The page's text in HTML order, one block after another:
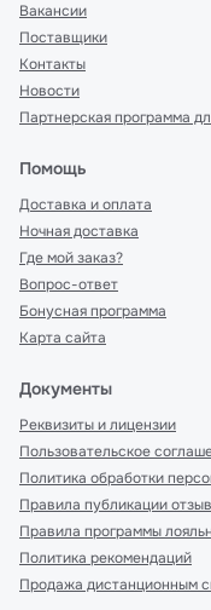
Вакансии
Поставщики
Контакты
Новости
Партнерская программа
Помощь
Доставка и оплата
Ночная доставка
Где мой заказ?
Вопрос-ответ
Бонусная программа
Карта сайта
Документы
Реквизиты и лицензии
Пользовательское
Политика обработки
Правила публикации
Правила программы
Политика рекомендаций
Продажа дистанционным